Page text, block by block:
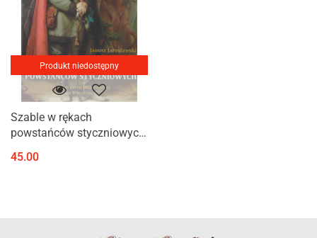
Produkt niedostępny
Szable w rękach
powstańców styczniowych
Jarosławskiego
45.00